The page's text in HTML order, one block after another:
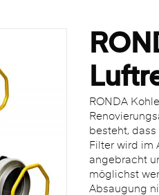
RONDA
besteht,
Filter wird im
angebracht
möglichst
Absaugung